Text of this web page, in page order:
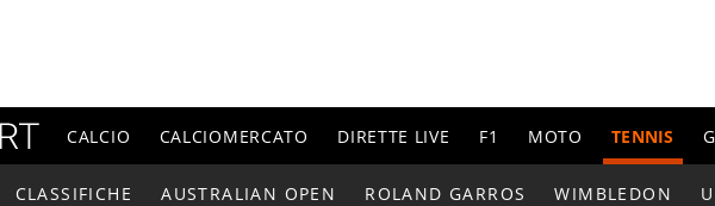
CALCIO CALCIOMERCATO DIRETTE LIVE F1 MOTO TENNIS
CLASSIFICHE AUSTRALIAN OPEN ROLAND GARROS WIMBLEDON